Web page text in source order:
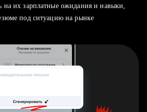
на их зарплатные ожидания и навыки,
под ситуацию на рынке